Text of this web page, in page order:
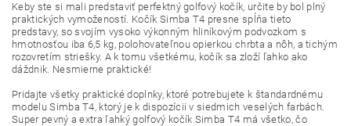
Keby ste si mali predstaviť perfektný golfový kočík, určite by bol plný
praktických vymožeností. Kočík Simba T4 presne spĺňa tieto
predstavy, so svojím vysoko výkonným hliníkovým podvozkom s
hmotnosťou iba 6,5 kg, polohovateľnou opierkou chrbta a nôh, a tichým
rozovretím striešky. A k tomu všetkému, kočík sa zloží ľahko ako
dáždnik. Nesmierne praktické!
Pridajte všetky praktické doplnky, ktoré potrebujete k štandardnému
modelu Simba T4, ktorý je k dispozícii v siedmich veselých farbách.
Super pevný a extra ľahký golfový kočík Simba T4 má všetko, čo